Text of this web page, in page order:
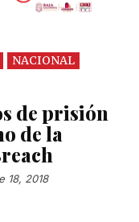
NACIONAL
de prisión
de la
18, 2018